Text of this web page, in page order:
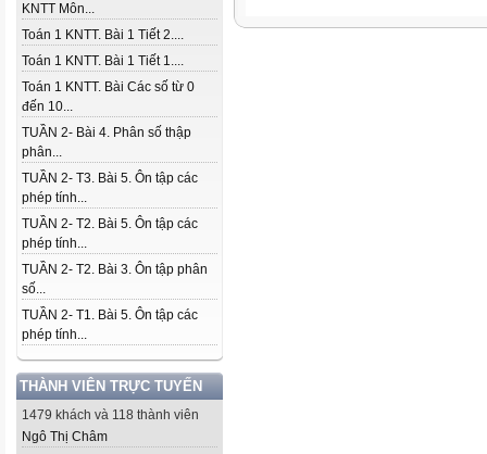
KNTT Môn...
Toán 1 KNTT. Bài 1 Tiết 2....
Toán 1 KNTT. Bài 1 Tiết 1....
Toán 1 KNTT. Bài Các số từ 0
đến 10...
TUẦN 2- Bài 4. Phân số thập
phân...
TUẦN 2- T3. Bài 5. Ôn tập các
phép tính...
TUẦN 2- T2. Bài 5. Ôn tập các
phép tính...
TUẦN 2- T2. Bài 3. Ôn tập phân
số...
TUẦN 2- T1. Bài 5. Ôn tập các
phép tính...
THÀNH VIÊN TRỰC TUYẾN
1479 khách và 118 thành viên
Ngô Thị Châm